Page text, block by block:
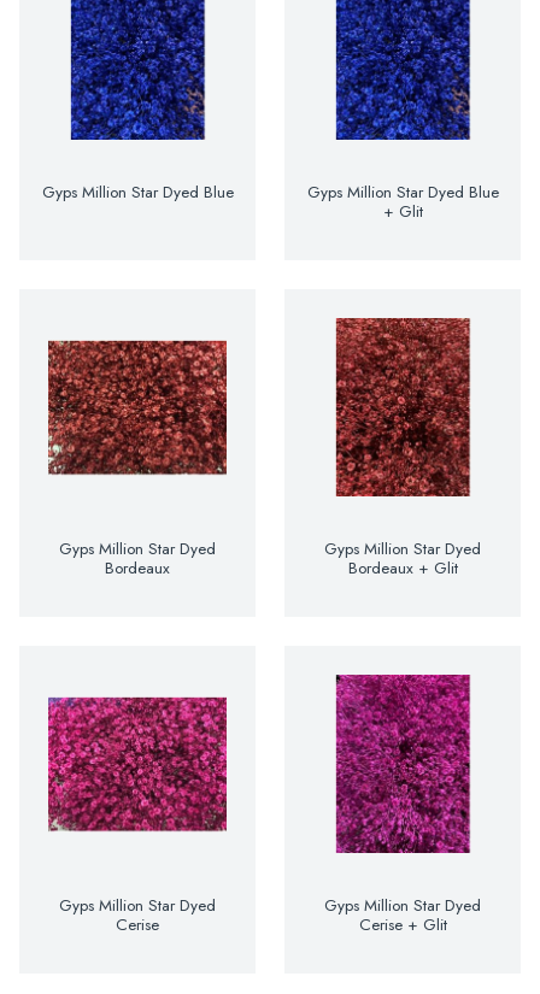
Gyps Million Star Dyed Blue
Gyps Million Star Dyed Blue
+ Glit
Gyps Million Star Dyed
Bordeaux
Gyps Million Star Dyed
Bordeaux + Glit
Gyps Million Star Dyed
Cerise
Gyps Million Star Dyed
Cerise + Glit